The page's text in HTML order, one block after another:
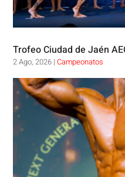
Trofeo Ciudad de Jaén
2 Ago, 2026 |Campeonatos